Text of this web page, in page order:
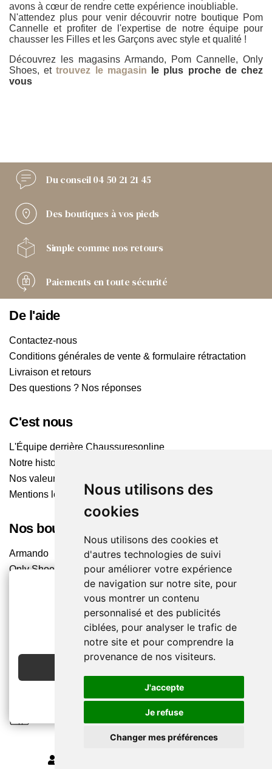
Nous utilisons des
cookies
Nous utilisons des cookies et
d'autres technologies de suivi
pour améliorer votre expérience
de navigation sur notre site, pour
vous montrer un contenu
personnalisé et des publicités
ciblées, pour analyser le trafic de
notre site et pour comprendre la
provenance de nos visiteurs.
J'accepte
Je refuse
Changer mes préférences
2€ OFFERTS
EN CRÉANT UN COMPTE
avons à cœur de rendre cette expérience inoubliable.
N'attendez plus pour venir découvrir notre boutique Pom
Cannelle et profiter de l'expertise de notre équipe pour
chausser les Filles et les Garçons avec style et qualité !
Découvrez les magasins Armando, Pom Cannelle, Only
Shoes, ettrouvez le magasin le plus proche de chez
vous
Du conseil04 50 21 21 45
Des boutiques à vos pieds
Simple comme nos retours
Paiements en toute sécurité
De l'aide
Contactez-nous
Conditions générales de vente & formulaire rétractation
Livraison et retours
Des questions ? Nos réponses
C'est nous
L'Équipe derrière Chaussuresonline
Notre histoire
Nos valeurs
Mentions légales
Nos boutiques
Armando
Only Shoes
Trouvez le magasin le plus proche
Chaussuresonline sur les Médias sociaux
et bons plans !